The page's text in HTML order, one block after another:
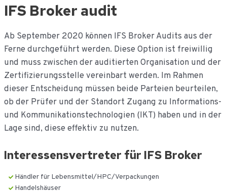
IFS Broker audit
Ab September 2020 können IFS Broker Audits aus der
Ferne durchgeführt werden. Diese Option ist freiwillig
und muss zwischen der auditierten Organisation und der
Zertifizierungsstelle vereinbart werden. Im Rahmen
dieser Entscheidung müssen beide Parteien beurteilen,
ob der Prüfer und der Standort Zugang zu Informations-
und Kommunikationstechnologien (IKT) haben und in der
Lage sind, diese effektiv zu nutzen.
Interessensvertreter für IFS Broker
Händler für Lebensmittel/HPC/Verpackungen
Handelshäuser